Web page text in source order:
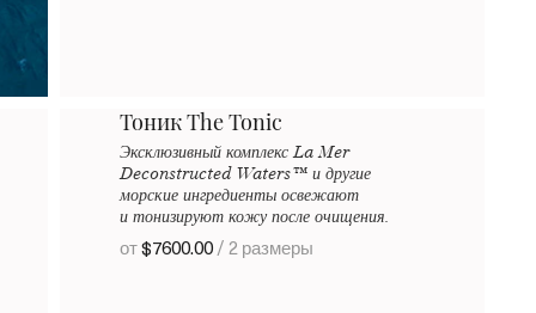
Тоник The Tonic
Эксклюзивный комплекс La Mer
Deconstructed Waters™ и другие
морские ингредиенты освежают
и тонизируют кожу после очищения.
от$7600.00/ 2 размеры